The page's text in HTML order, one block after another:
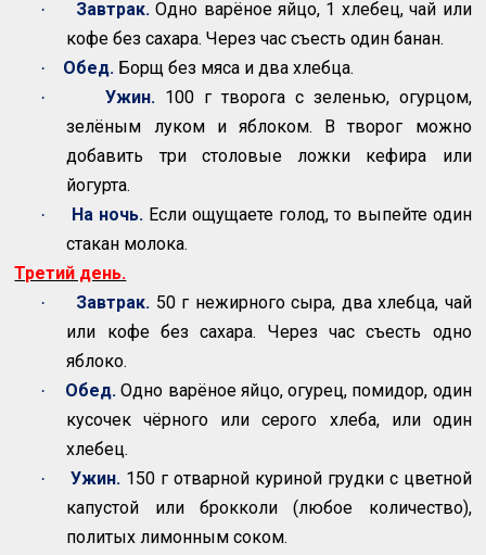
· Завтрак.Одно варёное яйцо, 1 хлебец, чай или
кофе без сахара. Через час съесть один банан.
· Обед. Борщ без мяса и два хлебца.
· Ужин. 100 г творога с зеленью, огурцом,
зелёным луком и яблоком. В творог можно
добавить три столовые ложки кефира или
йогурта.
· На ночь.Если ощущаете голод, то выпейте один
стакан молока.
Третий день.
· Завтрак. 50 г нежирного сыра, два хлебца, чай
или кофе без сахара. Через час съесть одно
яблоко.
· Обед. Одно варёное яйцо, огурец, помидор, один
кусочек чёрного или серого хлеба, или один
хлебец.
· Ужин. 150 г отварной куриной грудки с цветной
капустой или брокколи (любое количество),
политых лимонным соком.